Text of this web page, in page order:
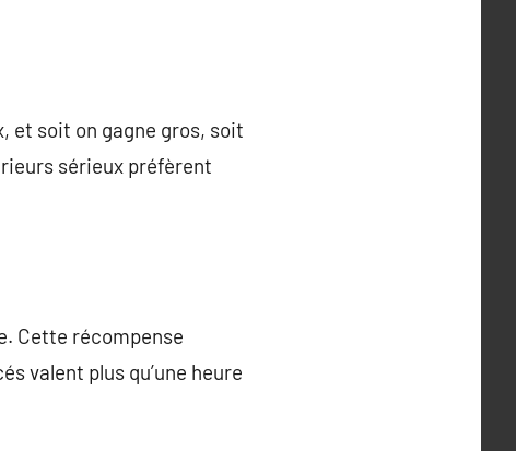
et soit on gagne gros, soit
sérieux préfèrent
Cette récompense
valent plus qu’une heure